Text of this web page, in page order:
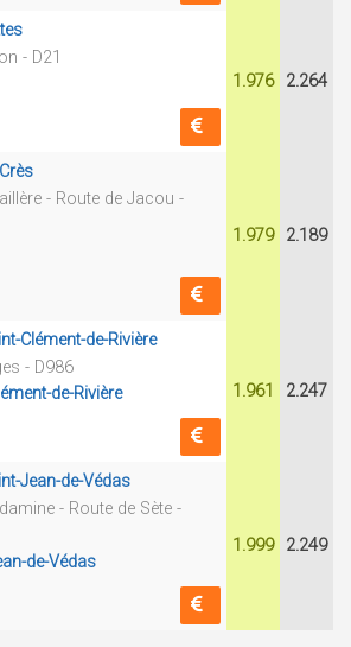
- D21
1.976 2.264
- Route de Jacou -
1.979 2.189
Clément-de-Rivière
- D986
de-Rivière 1.961 2.247
Jean-de-Védas
- Route de Sète -
de-Védas
1.999 2.249